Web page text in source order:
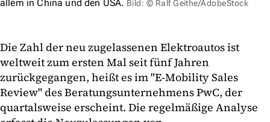
allem in China und den USA. Bild: © Ralf Geithe/AdobeStock
Die Zahl der neu zugelassenen Elektroautos ist
weltweit zum ersten Mal seit fünf Jahren
zurückgegangen, heißt es im "E-Mobility Sales
Review" des Beratungsunternehmens PwC, der
quartalsweise erscheint. Die regelmäßige Analyse